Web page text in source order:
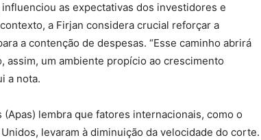
as expectativas dos investidores e
a Firjan considera crucial reforçar a
a contenção de despesas. “Esse caminho abrirá
assim, um ambiente propício ao crescimento
a nota.
lembra que fatores internacionais, como o
levaram à diminuição da velocidade do corte.